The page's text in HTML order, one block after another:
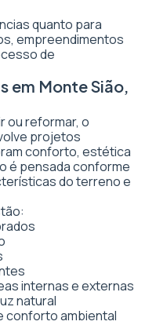
quanto para
empreendimentos
de
em Monte Sião,
ou reformar, o
projetos
conforto, estética
é pensada conforme
do terreno e
internas e externas
natural
conforto ambiental